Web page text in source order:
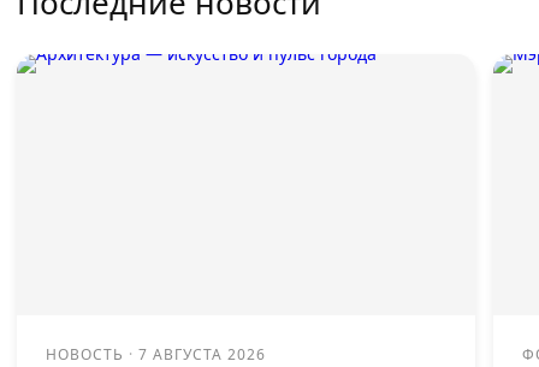
НОВОСТЬ ·7 АВГУСТА 2026